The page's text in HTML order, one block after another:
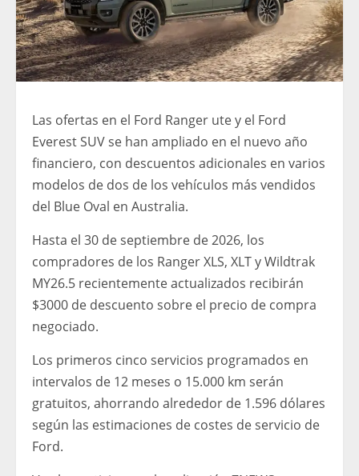
Las ofertas en el Ford Ranger ute y el Ford
Everest SUV se han ampliado en el nuevo año
financiero, con descuentos adicionales en varios
modelos de dos de los vehículos más vendidos
del Blue Oval en Australia.
Hasta el 30 de septiembre de 2026, los
compradores de los Ranger XLS, XLT y Wildtrak
MY26.5 recientemente actualizados recibirán
$3000 de descuento sobre el precio de compra
negociado.
Los primeros cinco servicios programados en
intervalos de 12 meses o 15.000 km serán
gratuitos, ahorrando alrededor de 1.596 dólares
según las estimaciones de costes de servicio de
Ford.